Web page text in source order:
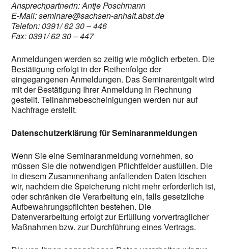
Ansprechpartnerin: Antje Poschmann
E-Mail: seminare@sachsen-anhalt.abst.de
Telefon: 0391/ 62 30 – 446
Fax: 0391/ 62 30 – 447
Anmeldungen werden so zeitig wie möglich erbeten. Die
Bestätigung erfolgt in der Reihenfolge der
eingegangenen Anmeldungen. Das Seminarentgelt wird
mit der Bestätigung Ihrer Anmeldung in Rechnung
gestellt. Teilnahmebescheinigungen werden nur auf
Nachfrage erstellt.
Datenschutzerklärung für Seminaranmeldungen
Wenn Sie eine Seminaranmeldung vornehmen, so
müssen Sie die notwendigen Pflichtfelder ausfüllen. Die
in diesem Zusammenhang anfallenden Daten löschen
wir, nachdem die Speicherung nicht mehr erforderlich ist,
oder schränken die Verarbeitung ein, falls gesetzliche
Aufbewahrungspflichten bestehen. Die
Datenverarbeitung erfolgt zur Erfüllung vorvertraglicher
Maßnahmen bzw. zur Durchführung eines Vertrags.